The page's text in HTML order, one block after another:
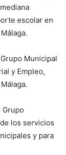
escolar en
Municipal
y Empleo,
Grupo
los servicios
y para